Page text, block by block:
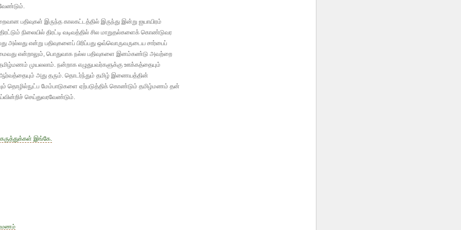
வேண்டும்.
பதிவுகள் இருந்த காலகட்டத்தில் இருந்து இன்று ஐயாயிரம்
நிலையில் திரட்டி வடிவத்தில் சில மாறுதல்களைக் கொண்டுவர
அல்லது என்று பதிவுகளைப் பிரிப்பது ஒவ்வொருவருடைய சார்பைப்
என்றாலும், பொதுவாக நல்ல பதிவுகளை இனம்கண்டு அவற்றை
முயலலாம். நன்றாக எழுதுபவர்களுக்கு ஊக்கத்தையும்
ஆர்வத்தையும் அது தரும். தொடர்ந்தும் தமிழ் இணையத்தின்
தொழில்நுட்ப மேம்பாடுகளை ஏற்படுத்திக் கொண்டும் தமிழ்மணம் தன்
செய்துவரவேண்டும்.
கருத்துக்கள் இங்கே.